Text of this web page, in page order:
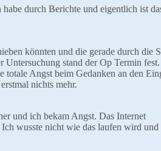
durch Berichte und eigentlich ist
könnten und die gerade durch die
stand der Op Termin
totale Angst beim Gedanken an den
nichts mehr.
und ich bekam Angst. Das Internet
wusste nicht wie das laufen wird und